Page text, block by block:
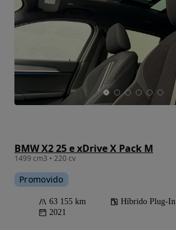
BMW X2 25 e xDrive X Pack M
1499 cm3 • 220 cv
Promovido
63 155 km Híbrido Plug-In
2021